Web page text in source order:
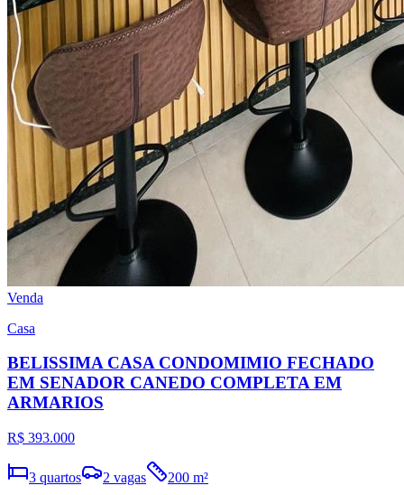
Venda
Casa
BELISSIMA CASA CONDOMIMIO FECHADO
EM SENADOR CANEDO COMPLETA EM
ARMARIOS
R$ 393.000
3 quartos 2 vagas 200 m²